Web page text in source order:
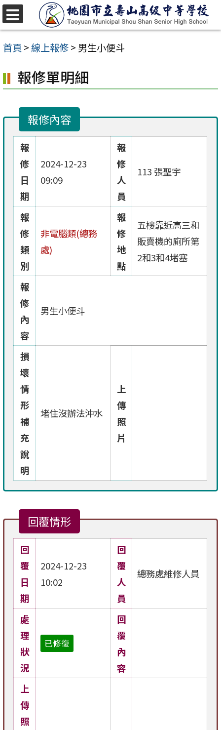
跳
至
主
內
容
首頁 >線上報修> 男生小便斗
報修單明細
報修內容
報
修
日
期
2024-12-23
09:09
報
修
人
員
113 張聖宇
報
修
類
別
非電腦類(總務
處)
報
修
地
點
五樓靠近高三和
販賣機的廁所第
2和3和4堵塞
報
修
內
容
男生小便斗
損
壞
情
形
補
充
說
明
堵住沒辦法沖水
上
傳
照
片
回覆情形
回
覆
日
期
2024-12-23
10:02
回
覆
人
員
總務處維修人員
處
理
狀
況
已修復
回
覆
內
容
上
傳
照
選
單